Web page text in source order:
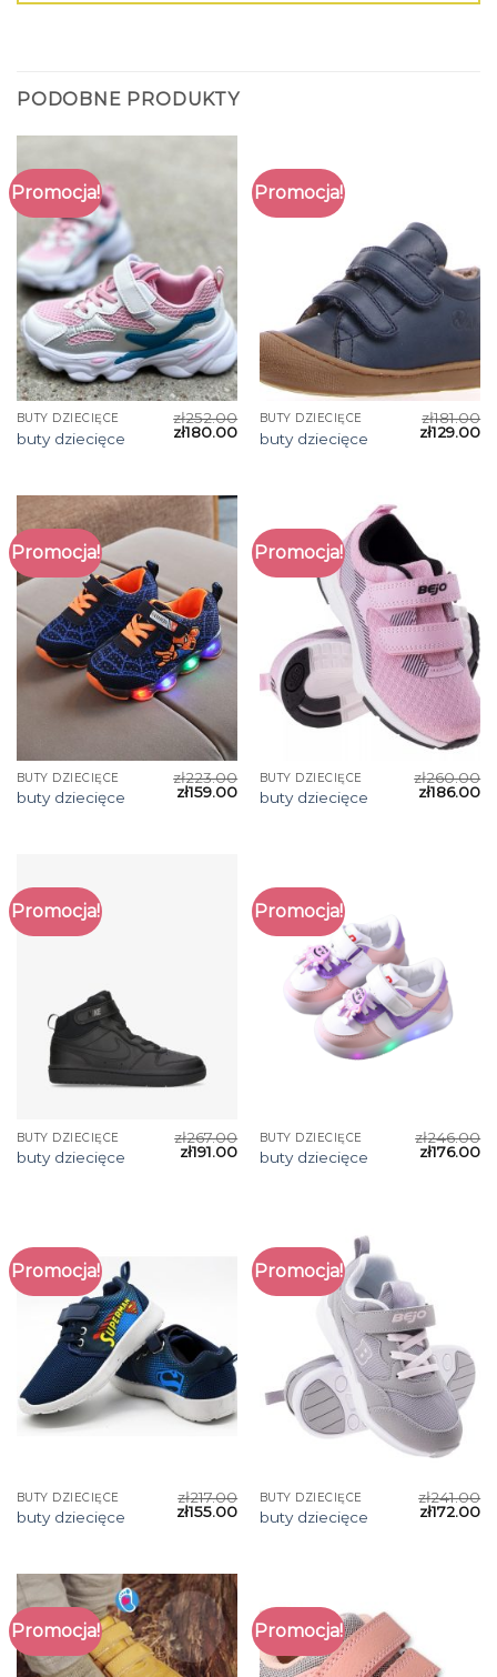
PODOBNE PRODUKTY
Promocja!
BUTY DZIECIĘCE
buty dziecięce
zł252.00
zł180.00
Promocja!
BUTY DZIECIĘCE
buty dziecięce
zł181.00
zł129.00
Promocja!
BUTY DZIECIĘCE
buty dziecięce
zł223.00
zł159.00
Promocja!
BUTY DZIECIĘCE
buty dziecięce
zł260.00
zł186.00
Promocja!
BUTY DZIECIĘCE
buty dziecięce
zł267.00
zł191.00
Promocja!
BUTY DZIECIĘCE
buty dziecięce
zł246.00
zł176.00
Promocja!
BUTY DZIECIĘCE
buty dziecięce
zł217.00
zł155.00
Promocja!
BUTY DZIECIĘCE
buty dziecięce
zł241.00
zł172.00
Promocja! Promocja!